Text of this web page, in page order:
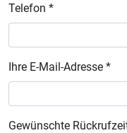
Telefon *
Ihre E-Mail-Adresse *
Gewünschte